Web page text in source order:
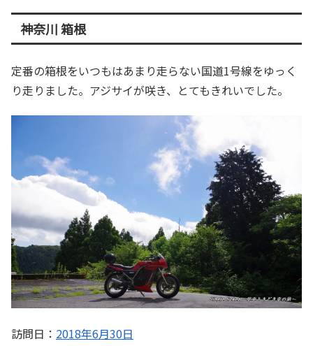
神奈川 箱根
定番の箱根をいつもはあまり走らない国道1号線をゆっく
り走りました。アジサイが咲き、とてもきれいでした。
訪問日： 2018年6月30日